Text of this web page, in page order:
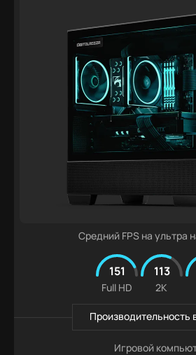
Средний FPS на ультра
151
Full HD
113
2K
Производительность
Игровой